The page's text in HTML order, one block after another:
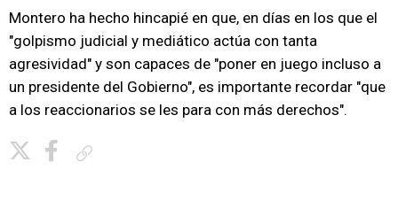
Montero ha hecho hincapié en que, en días en los que el
"golpismo judicial y mediático actúa con tanta
agresividad" y son capaces de "poner en juego incluso a
un presidente del Gobierno", es importante recordar "que
a los reaccionarios se les para con más derechos".